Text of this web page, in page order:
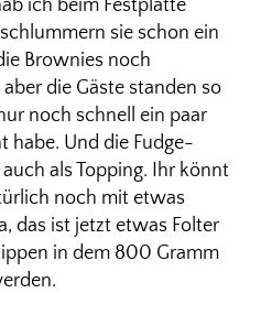
ich beim Festplatte
sie schon ein
Brownies noch
die Gäste standen so
noch schnell ein paar
habe. Und die Fudge-
als Topping. Ihr könnt
noch mit etwas
das ist jetzt etwas Folter
in dem 800 Gramm